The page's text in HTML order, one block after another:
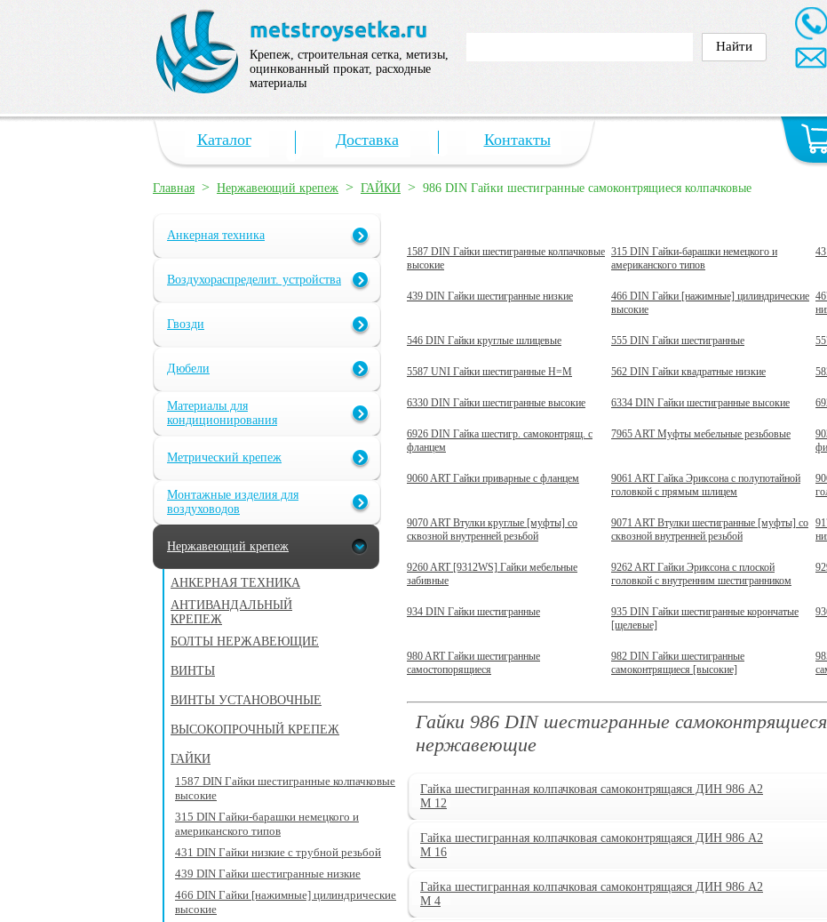
Крепеж, строительная сетка, метизы,
оцинкованный прокат, расходные
материалы
Каталог Доставка Контакты
Главная > Нержавеющий крепеж > ГАЙКИ > 986 DIN Гайки шестигранные самоконтрящиеся колпачковые
Анкерная техника
Воздухораспределит. устройства
Гвозди
Дюбели
Материалы для
кондиционирования
Метрический крепеж
Монтажные изделия для
воздуховодов
Нержавеющий крепеж
АНКЕРНАЯ ТЕХНИКА
АНТИВАНДАЛЬНЫЙ
КРЕПЕЖ
БОЛТЫ НЕРЖАВЕЮЩИЕ
ВИНТЫ
ВИНТЫ УСТАНОВОЧНЫЕ
ВЫСОКОПРОЧНЫЙ КРЕПЕЖ
ГАЙКИ
1587 DIN Гайки шестигранные колпачковые
высокие
315 DIN Гайки-барашки немецкого и
американского типов
431 DIN Гайки низкие с трубной резьбой
439 DIN Гайки шестигранные низкие
466 DIN Гайки [нажимные] цилиндрические
высокие
1587 DIN Гайки шестигранные колпачковые
высокие
315 DIN Гайки-барашки немецкого и
американского типов
439 DIN Гайки шестигранные низкие
466 DIN Гайки [нажимные] цилиндрические
высокие
546 DIN Гайки круглые шлицевые 555 DIN Гайки шестигранные
5587 UNI Гайки шестигранные H=M 562 DIN Гайки квадратные низкие
6330 DIN Гайки шестигранные высокие 6334 DIN Гайки шестигранные высокие
6926 DIN Гайка шестигр. самоконтрящ. с
фланцем
7965 ART Муфты мебельные резьбовые
9060 ART Гайки приварные с фланцем
9061 ART Гайка Эриксона с полупотайной
головкой c прямым шлицем
9070 ART Втулки круглые [муфты] со
сквозной внутренней резьбой
9071 ART Втулки шестигранные [муфты] со
сквозной внутренней резьбой
9260 ART [9312WS] Гайки мебельные
забивные
9262 ART Гайки Эриксона с плоской
головкой с внутренним шестигранником
934 DIN Гайки шестигранные
935 DIN Гайки шестигранные корончатые
[щелевые]
980 ART Гайки шестигранные
самостопорящиеся
982 DIN Гайки шестигранные
самоконтрящиеся [высокие]
Гайки 986 DIN шестигранные
нержавеющие
Гайка шестигранная колпачковая самоконтрящаяся ДИН 986 А2
M 12
Гайка шестигранная колпачковая самоконтрящаяся ДИН 986 А2
M 16
Гайка шестигранная колпачковая самоконтрящаяся ДИН 986 А2
M 4